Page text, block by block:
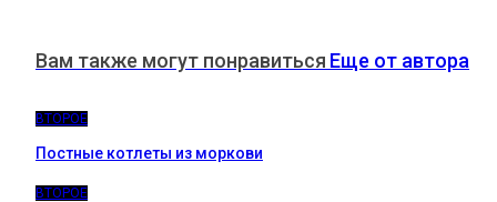
Вам также могут понравиться Еще от автора
ВТОРОЕ
Постные котлеты из моркови
ВТОРОЕ